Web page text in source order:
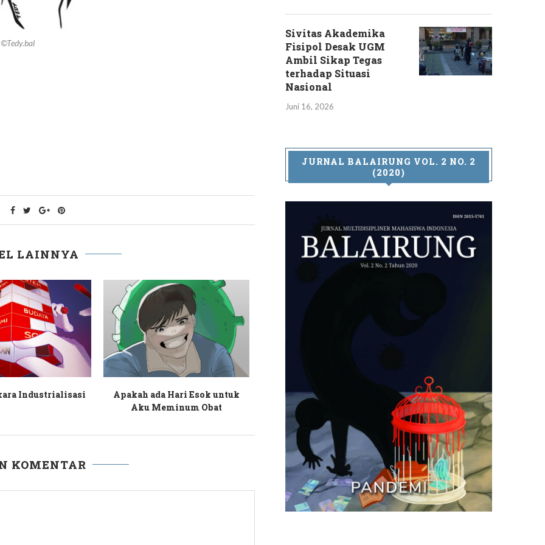
©Tedy.bal
LAINNYA
Tidur Rintih Dara Tertiban Pemimpin, Sakit Rubuh Perkara
Sivitas Akademika
Fisipol Desak UGM
Ambil Sikap Tegas
terhadap Situasi
Nasional
Juni 16, 2026
JURNAL BALAIRUNG VOL. 2 NO. 2
(2020)